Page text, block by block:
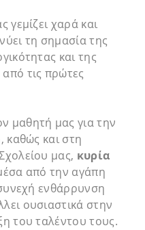
γεμίζει χαρά και
τη σημασία της
και της
τις πρώτες
μαθητή μας για την
καθώς και στη
μας, κυρία
από την αγάπη
ενθάρρυνση
ουσιαστικά στην
του ταλέντου τους.